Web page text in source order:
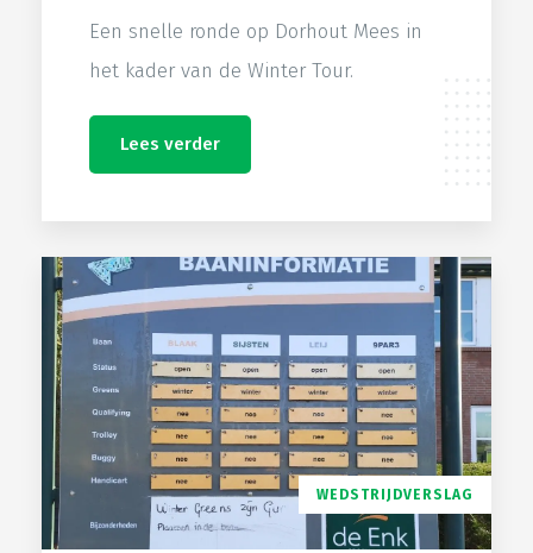
Een snelle ronde op Dorhout Mees in
het kader van de Winter Tour.
Lees verder
WEDSTRIJDVERSLAG